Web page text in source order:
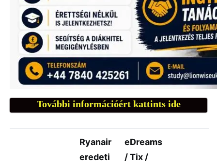
További információért kattints ide
Ryanair
eredeti
eDreams
/ Tix /